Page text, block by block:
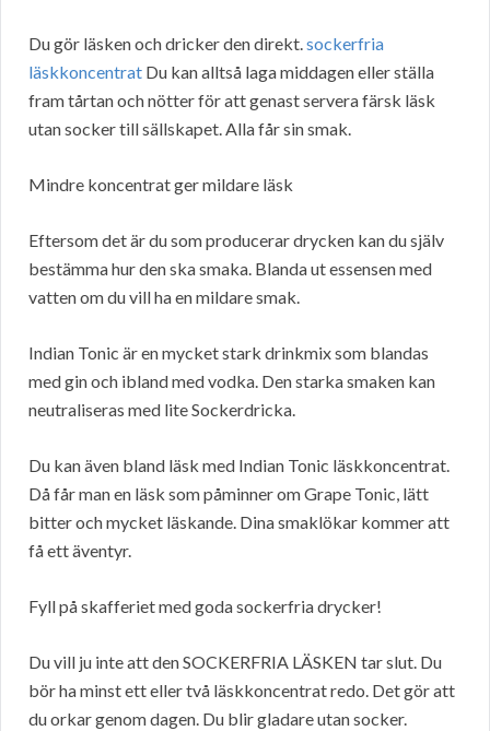
Du gör läsken och dricker den direkt.sockerfria
läskkoncentrat Du kan alltså laga middagen eller ställa
fram tårtan och nötter för att genast servera färsk läsk
utan socker till sällskapet. Alla får sin smak.
Mindre koncentrat ger mildare läsk
Eftersom det är du som producerar drycken kan du själv
bestämma hur den ska smaka. Blanda ut essensen med
vatten om du vill ha en mildare smak.
Indian Tonic är en mycket stark drinkmix som blandas
med gin och ibland med vodka. Den starka smaken kan
neutraliseras med lite Sockerdricka.
Du kan även bland läsk med Indian Tonic läskkoncentrat.
Då får man en läsk som påminner om Grape Tonic, lätt
bitter och mycket läskande. Dina smaklökar kommer att
få ett äventyr.
Fyll på skafferiet med goda sockerfria drycker!
Du vill ju inte att den SOCKERFRIA LÄSKEN tar slut. Du
bör ha minst ett eller två läskkoncentrat redo. Det gör att
du orkar genom dagen. Du blir gladare utan socker.